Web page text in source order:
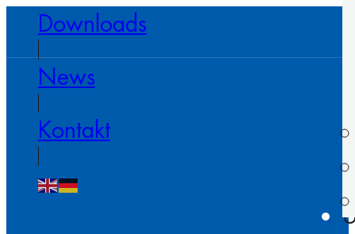
Downloads
News
Kontakt